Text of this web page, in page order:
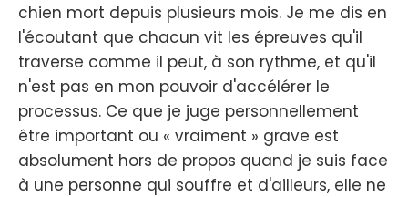
chien mort depuis plusieurs mois. Je me dis en
l'écoutant que chacun vit les épreuves qu'il
traverse comme il peut, à son rythme, et qu'il
n'est pas en mon pouvoir d'accélérer le
processus. Ce que je juge personnellement
être important ou « vraiment » grave est
absolument hors de propos quand je suis face
à une personne qui souffre et d'ailleurs, elle ne